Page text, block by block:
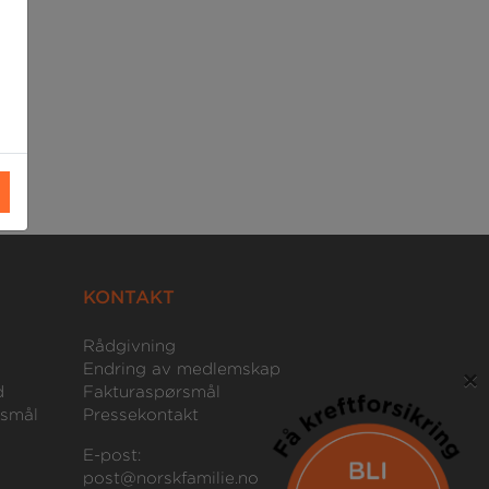
KONTAKT
Rådgivning
Endring av medlemskap
Fakturaspørsmål
Pressekontakt
E-post:
post@norskfamilie.no
×